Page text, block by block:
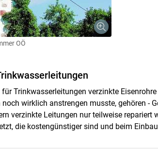
OÖ
für Trinkwasserleitungen verzinkte
noch wirklich anstrengen musste, gehören -
verzinkte Leitungen nur teilweise repariert
die kostengünstiger sind und beim